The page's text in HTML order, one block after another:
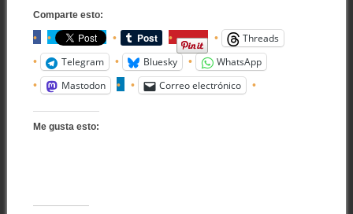
Comparte esto:
Threads
Telegram
Bluesky
WhatsApp
Mastodon
Correo electrónico
Me gusta esto: